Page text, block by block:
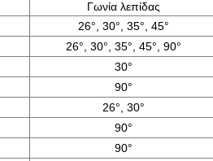
Γωνία λεπίδας
26°, 30°, 35°, 45°
26°, 30°, 35°, 45°, 90°
30°
90°
26°, 30°
90°
90°